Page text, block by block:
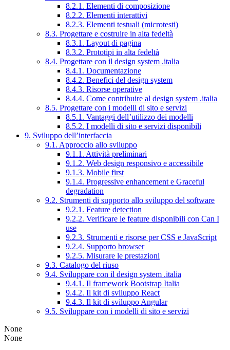
8.2.1. Elementi di composizione
8.2.2. Elementi interattivi
8.2.3. Elementi testuali (microtesti)
8.3. Progettare e costruire in alta fedeltà
8.3.1. Layout di pagina
8.3.2. Prototipi in alta fedeltà
8.4. Progettare con il design system .italia
8.4.1. Documentazione
8.4.2. Benefici del design system
8.4.3. Risorse operative
8.4.4. Come contribuire al design system .italia
8.5. Progettare con i modelli di sito e servizi
8.5.1. Vantaggi dell’utilizzo dei modelli
8.5.2. I modelli di sito e servizi disponibili
9. Sviluppo dell’interfaccia
9.1. Approccio allo sviluppo
9.1.1. Attività preliminari
9.1.2. Web design responsivo e accessibile
9.1.3. Mobile first
9.1.4. Progressive enhancement e Graceful
degradation
9.2. Strumenti di supporto allo sviluppo del software
9.2.1. Feature detection
9.2.2. Verificare le feature disponibili con Can I
use
9.2.3. Strumenti e risorse per CSS e JavaScript
9.2.4. Supporto browser
9.2.5. Misurare le prestazioni
9.3. Catalogo del riuso
9.4. Sviluppare con il design system .italia
9.4.1. Il framework Bootstrap Italia
9.4.2. Il kit di sviluppo React
9.4.3. Il kit di sviluppo Angular
9.5. Sviluppare con i modelli di sito e servizi
None
None